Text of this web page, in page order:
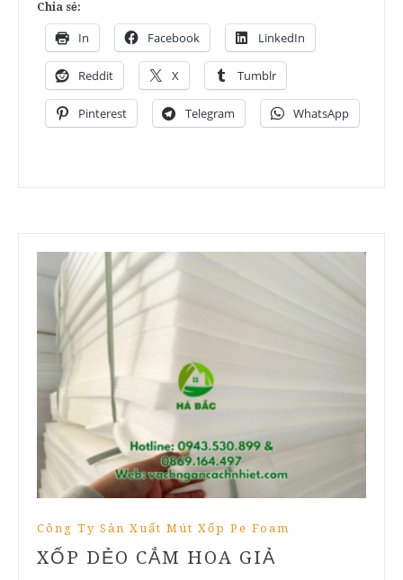
Chia sẻ:
In Facebook LinkedIn
Reddit X Tumblr
Pinterest Telegram WhatsApp
Công Ty Sản Xuất Mút Xốp Pe Foam
XỐP DẺO CẮM HOA GIẢ